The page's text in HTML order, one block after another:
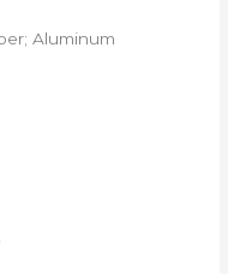
Aluminum